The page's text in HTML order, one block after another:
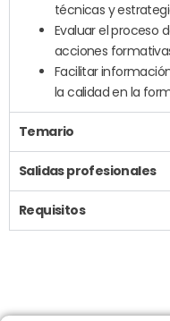
técnicas y
Evaluar el proceso
acciones
Facilitar
la calidad en la
Temario
Salidas profesionales
Requisitos